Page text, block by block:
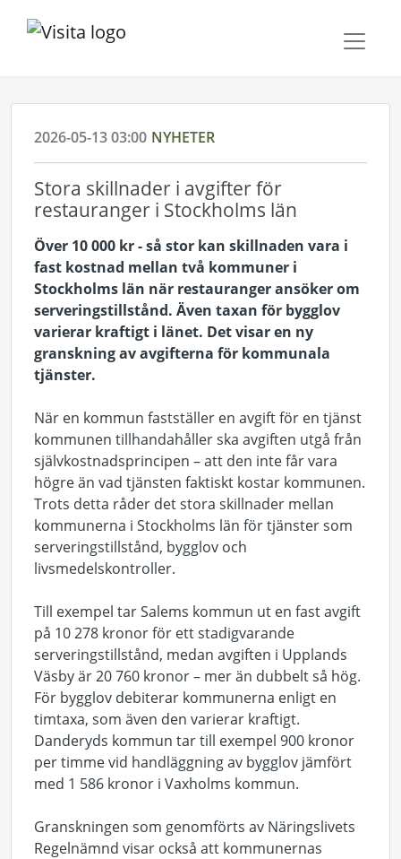
2026-05-13 03:00 NYHETER
Stora skillnader i avgifter för
restauranger i Stockholms län
Över 10 000 kr - så stor kan skillnaden vara i
fast kostnad mellan två kommuner i
Stockholms län när restauranger ansöker om
serveringstillstånd. Även taxan för bygglov
varierar kraftigt i länet. Det visar en ny
granskning av avgifterna för kommunala
tjänster.
När en kommun fastställer en avgift för en tjänst
kommunen tillhandahåller ska avgiften utgå från
självkostnadsprincipen – att den inte får vara
högre än vad tjänsten faktiskt kostar kommunen.
Trots detta råder det stora skillnader mellan
kommunerna i Stockholms län för tjänster som
serveringstillstånd, bygglov och
livsmedelskontroller.
Till exempel tar Salems kommun ut en fast avgift
på 10 278 kronor för ett stadigvarande
serveringstillstånd, medan avgiften i Upplands
Väsby är 20 760 kronor – mer än dubbelt så hög.
För bygglov debiterar kommunerna enligt en
timtaxa, som även den varierar kraftigt.
Danderyds kommun tar till exempel 900 kronor
per timme vid handläggning av bygglov jämfört
med 1 586 kronor i Vaxholms kommun.
Granskningen som genomförts av Näringslivets
Regelnämnd visar också att kommunernas